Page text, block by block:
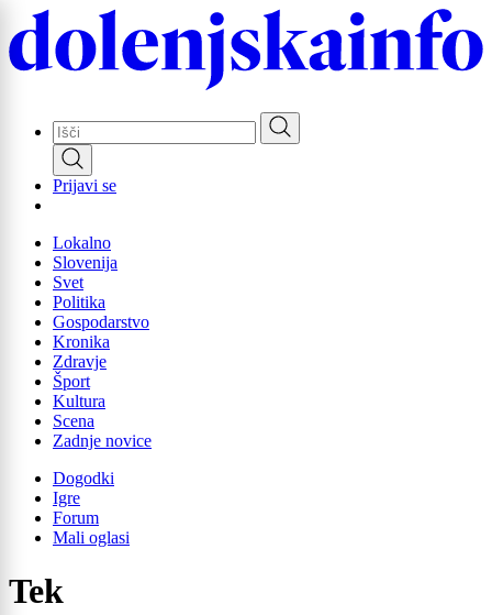
Skip
to
main
content
Prijavi se
Lokalno
Slovenija
Svet
Politika
Gospodarstvo
Kronika
Zdravje
Šport
Kultura
Scena
Zadnje novice
Dogodki
Igre
Forum
Mali oglasi
Tek